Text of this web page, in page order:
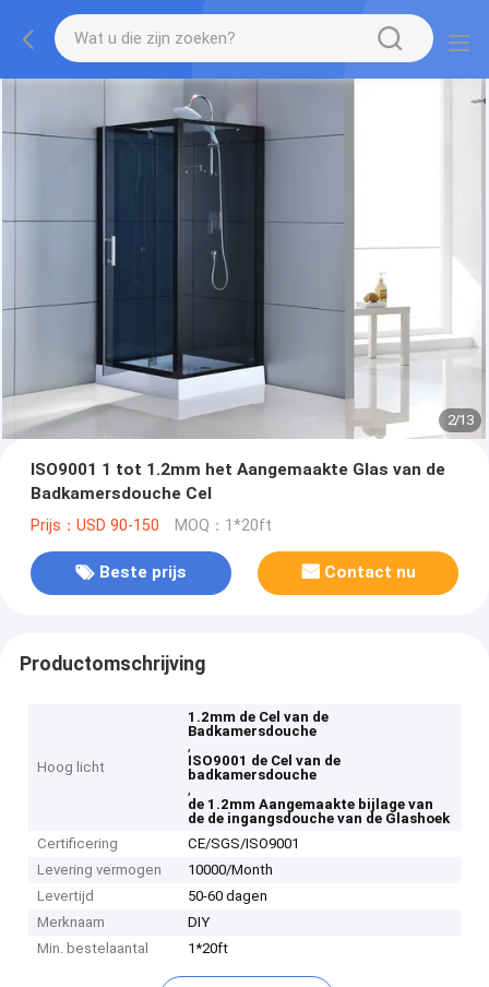
2/13
ISO9001 1 tot 1.2mm het Aangemaakte Glas van de
Badkamersdouche Cel
Prijs：USD 90-150 MOQ：1*20ft
Beste prijs Contact nu
Productomschrijving
Hoog licht
1.2mm de Cel van de
Badkamersdouche
,
ISO9001 de Cel van de
badkamersdouche
,
de 1.2mm Aangemaakte bijlage van
de de ingangsdouche van de Glashoek
Certificering
CE/SGS/ISO9001
Levering vermogen
10000/Month
Levertijd
50-60 dagen
Merknaam
DIY
Min. bestelaantal
1*20ft